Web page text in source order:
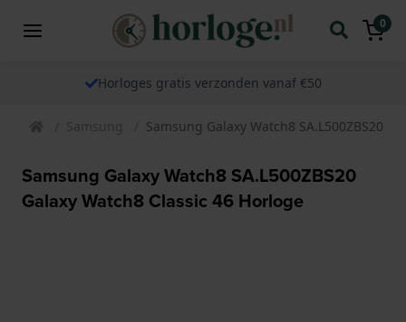
0
Horloges gratis verzonden vanaf €50
Samsung Samsung Galaxy Watch8 SA.L500ZBS20
Samsung Galaxy Watch8 SA.L500ZBS20
Galaxy Watch8 Classic 46 Horloge